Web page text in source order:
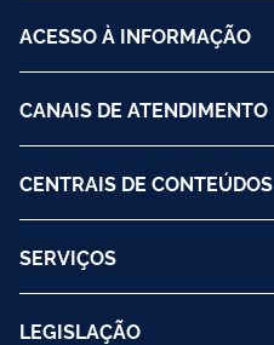
ACESSO À INFORMAÇÃO
CANAIS DE ATENDIMENTO
CENTRAIS DE CONTEÚDOS
SERVIÇOS
LEGISLAÇÃO